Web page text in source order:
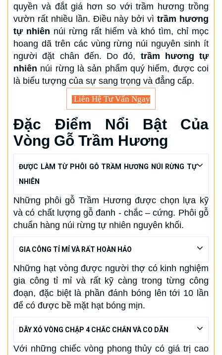
quyền và đắt giá hơn so với trầm hương trồng
vườn rất nhiều lần. Điều này bởi vì trầm hương
tự nhiên núi rừng rất hiếm và khó tìm, chỉ mọc
hoang dã trên các vùng rừng núi nguyên sinh ít
người đặt chân đến. Do đó, trầm hương tự
nhiên núi rừng là sản phẩm quý hiếm, được coi
là biểu tượng của sự sang trọng và đẳng cấp.
Liên Hệ Tư Vấn Ngay
Đặc Điểm Nổi Bật Của
Vòng Gỗ Trầm Hương
ĐƯỢC LÀM TỪ PHÔI GỖ TRẦM HƯƠNG NÚI RỪNG TỰ
NHIÊN
Những phôi gỗ Trầm Hương được chọn lựa kỹ
và có chất lượng gỗ đanh - chắc – cứng. Phôi gỗ
chuẩn hàng núi rừng tự nhiên nguyên khối.
GIA CÔNG TỈ MỈ VÀ RẤT HOÀN HẢO
Những hạt vòng được người thợ có kinh nghiệm
gia công tỉ mỉ và rất kỹ càng trong từng công
đoạn, đặc biệt là phần đánh bóng lên tới 10 lần
để có được bề mặt hạt bóng mịn.
DÂY XỎ VÒNG CHẬP 4 CHẮC CHẮN VÀ CO DÃN
Với những chiếc vòng phong thủy có giá trị cao